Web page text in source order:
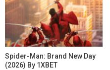
Spider-Man: Brand New Day
(2026) By 1XBET